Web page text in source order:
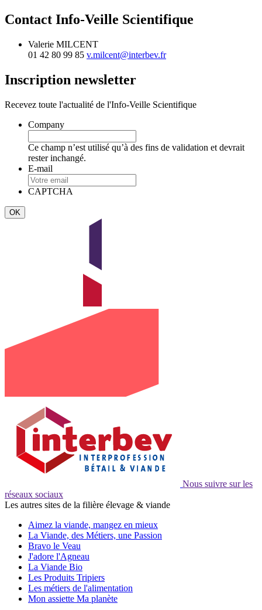
Contact Info-Veille Scientifique
Valerie MILCENT
01 42 80 99 85 v.milcent@interbev.fr
Inscription newsletter
Recevez toute l'actualité de l'Info-Veille Scientifique
Company
Ce champ n’est utilisé qu’à des fins de validation et devrait
rester inchangé.
E-mail
CAPTCHA
Nous suivre sur les
réseaux sociaux
Les autres sites de la filière élevage & viande
Aimez la viande, mangez en mieux
La Viande, des Métiers, une Passion
Bravo le Veau
J'adore l'Agneau
La Viande Bio
Les Produits Tripiers
Les métiers de l'alimentation
Mon assiette Ma planète